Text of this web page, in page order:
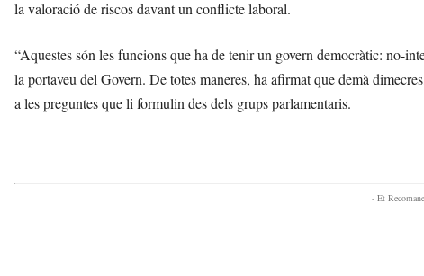
la valoració de riscos davant un conflicte laboral.
“Aquestes són les funcions que ha de tenir un govern democràtic: no-
la portaveu del Govern. De totes maneres, ha afirmat que demà
a les preguntes que li formulin des dels grups parlamentaris.
- Et